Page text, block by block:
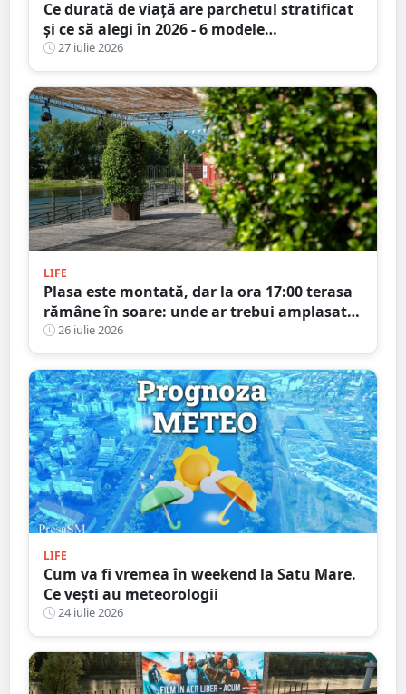
Ce durată de viață are parchetul stratificat
și ce să alegi în 2026 - 6 modele
recomandate pentru un design durabil
27 iulie 2026
LIFE
Plasa este montată, dar la ora 17:00 terasa
rămâne în soare: unde ar trebui amplasată,
de fapt?
26 iulie 2026
LIFE
Cum va fi vremea în weekend la Satu Mare.
Ce vești au meteorologii
24 iulie 2026